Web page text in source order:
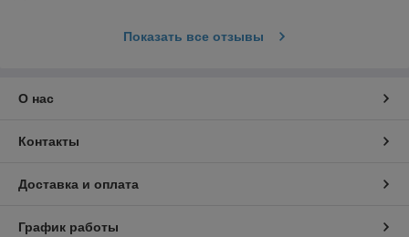
Показать все отзывы
О нас
Контакты
Доставка и оплата
График работы